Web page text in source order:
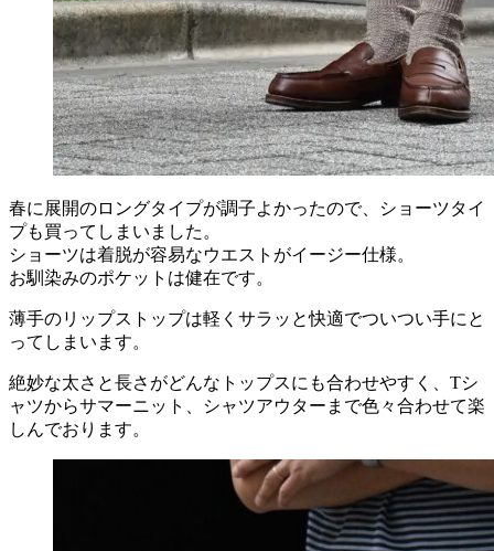
春に展開のロングタイプが調子よかったので、ショーツタイ
プも買ってしまいました。
ショーツは着脱が容易なウエストがイージー仕様。
お馴染みのポケットは健在です。
薄手のリップストップは軽くサラッと快適でついつい手にと
ってしまいます。
絶妙な太さと長さがどんなトップスにも合わせやすく、Tシ
ャツからサマーニット、シャツアウターまで色々合わせて楽
しんでおります。